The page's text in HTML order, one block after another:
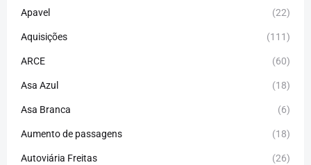
Apavel (22)
Aquisições (111)
ARCE (60)
Asa Azul (18)
Asa Branca (6)
Aumento de passagens (18)
Autoviária Freitas (26)